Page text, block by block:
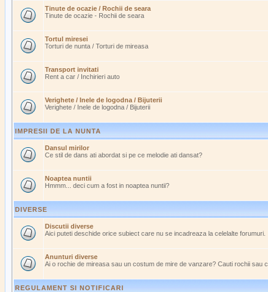
Tinute de ocazie / Rochii de seara
Tinute de ocazie - Rochii de seara
Tortul miresei
Torturi de nunta / Torturi de mireasa
Transport invitati
Rent a car / Inchirieri auto
Verighete / Inele de logodna / Bijuterii
Verighete / Inele de logodna / Bijuterii
IMPRESII DE LA NUNTA
Dansul mirilor
Ce stil de dans ati abordat si pe ce melodie ati dansat?
Noaptea nuntii
Hmmm... deci cum a fost in noaptea nuntii?
DIVERSE
Discutii diverse
Aici puteti deschide orice subiect care nu se incadreaza la celelalte forumuri.
Anunturi diverse
Ai o rochie de mireasa sau un costum de mire de vanzare? Cauti rochii sau
REGULAMENT SI NOTIFICARI